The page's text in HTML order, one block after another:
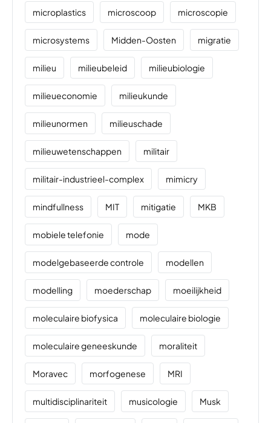
microplastics microscoop microscopie
microsystems Midden-Oosten migratie
milieu milieubeleid milieubiologie
milieueconomie milieukunde
milieunormen milieuschade
milieuwetenschappen militair
militair-industrieel-complex mimicry
mindfullness MIT mitigatie MKB
mobiele telefonie mode
modelgebaseerde controle modellen
modelling moederschap moeilijkheid
moleculaire biofysica moleculaire biologie
moleculaire geneeskunde moraliteit
Moravec morfogenese MRI
multidisciplinariteit musicologie Musk